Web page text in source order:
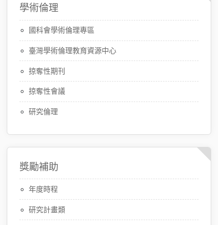
學術倫理
國科會學術倫理專區
臺灣學術倫理教育資源中心
掠奪性期刊
掠奪性會議
研究倫理
獎勵補助
年度時程
研究計畫類